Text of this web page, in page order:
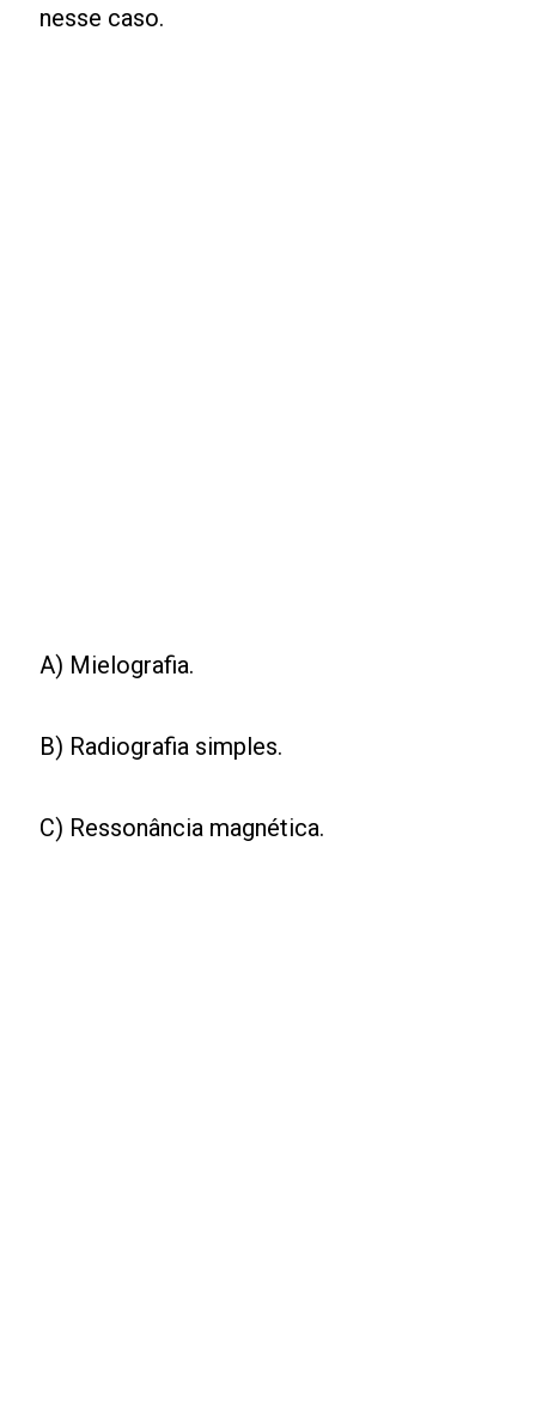
nesse caso.
A) Mielografia.
B) Radiografia simples.
C) Ressonância magnética.